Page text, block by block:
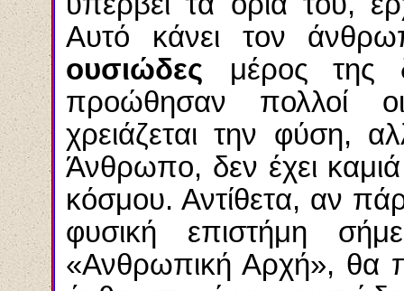
Αυτό κάνει τον
ουσιώδες
μέρος της
προώθησαν πολλοί
χρειάζεται την φύση,
Άνθρωπο, δεν έχει
κόσμου. Αντίθετα, αν
φυσική επιστήμη
«Ανθρωπική Αρχή», θα